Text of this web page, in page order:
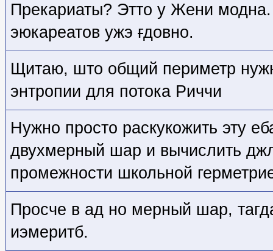
Прекариаты? Этто у Жени
эюкареатов ужэ гдовно.
Щитаю, што общий периметр
энтропии для потока Риччи
Нужно просто раскукожить эту
двухмерный шар и вычислить
промежности школьной
Просче в ад но мерный шар,
иэмеритб.